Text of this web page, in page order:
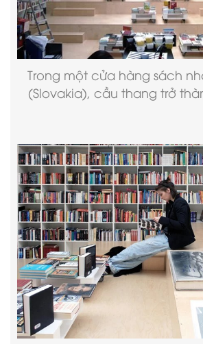
Trong một cửa hàng sách
(Slovakia), cầu thang trở